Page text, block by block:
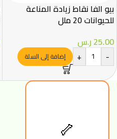
بيو الفا نقاط زيادة المناعة
للحيوانات 20 ملل
25.00ر.س
-
+ إضافة إلى السلة
🦴